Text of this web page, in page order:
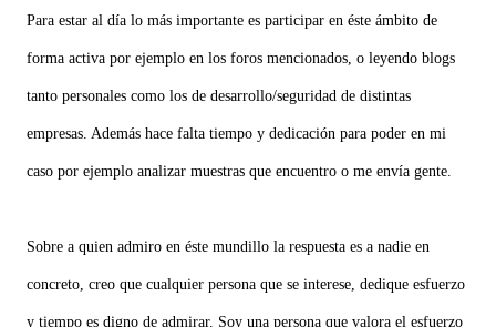
Para estar al día lo más importante es participar en éste ámbito de
forma activa por ejemplo en los foros mencionados, o leyendo blogs
tanto personales como los de desarrollo/seguridad de distintas
empresas. Además hace falta tiempo y dedicación para poder en mi
caso por ejemplo analizar muestras que encuentro o me envía gente.
Sobre a quien admiro en éste mundillo la respuesta es a nadie en
concreto, creo que cualquier persona que se interese, dedique esfuerzo
y tiempo es digno de admirar. Soy una persona que valora el esfuerzo